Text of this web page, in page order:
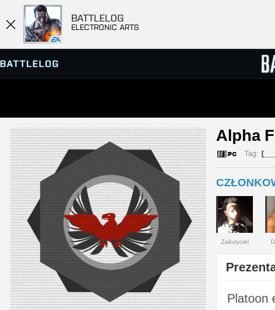
BATTLELOG
ELECTRONIC ARTS
PRZEGLĄDARKA SERWERÓW
GRY
Alpha
Tag:
Założyciel
Platoon